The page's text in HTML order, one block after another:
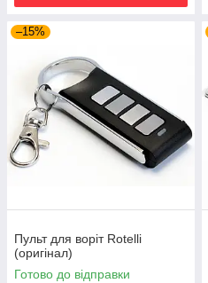
–15%
Пульт для воріт Rotelli
(оригінал)
Готово до відправки